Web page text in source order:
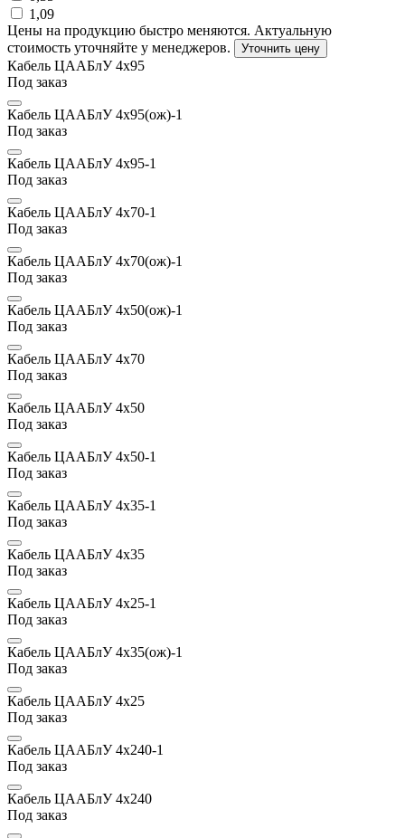
1,09
Цены на продукцию быстро меняются. Актуальную
стоимость уточняйте у менеджеров.
Уточнить цену
Кабель ЦААБлУ 4х95
Под заказ
Кабель ЦААБлУ 4х95(ож)-1
Под заказ
Кабель ЦААБлУ 4х95-1
Под заказ
Кабель ЦААБлУ 4х70-1
Под заказ
Кабель ЦААБлУ 4х70(ож)-1
Под заказ
Кабель ЦААБлУ 4х50(ож)-1
Под заказ
Кабель ЦААБлУ 4х70
Под заказ
Кабель ЦААБлУ 4х50
Под заказ
Кабель ЦААБлУ 4х50-1
Под заказ
Кабель ЦААБлУ 4х35-1
Под заказ
Кабель ЦААБлУ 4х35
Под заказ
Кабель ЦААБлУ 4х25-1
Под заказ
Кабель ЦААБлУ 4х35(ож)-1
Под заказ
Кабель ЦААБлУ 4х25
Под заказ
Кабель ЦААБлУ 4х240-1
Под заказ
Кабель ЦААБлУ 4х240
Под заказ